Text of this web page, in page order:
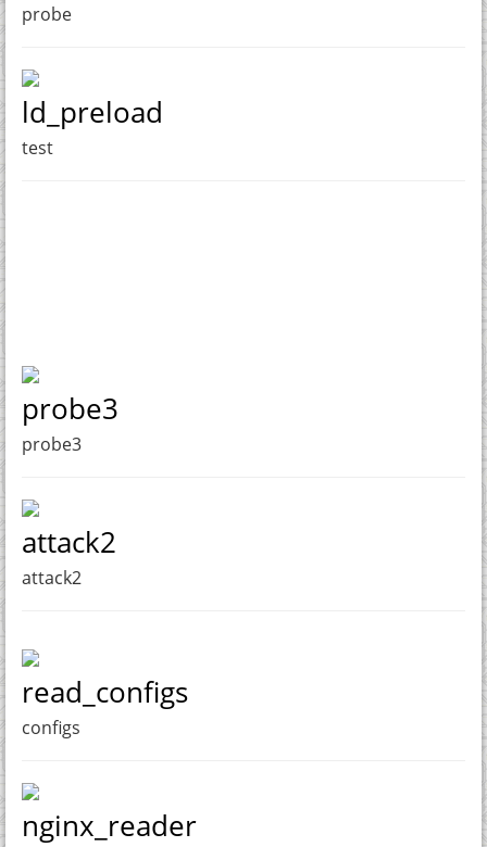
probe
ld_preload
test
probe3
probe3
attack2
attack2
read_configs
configs
nginx_reader